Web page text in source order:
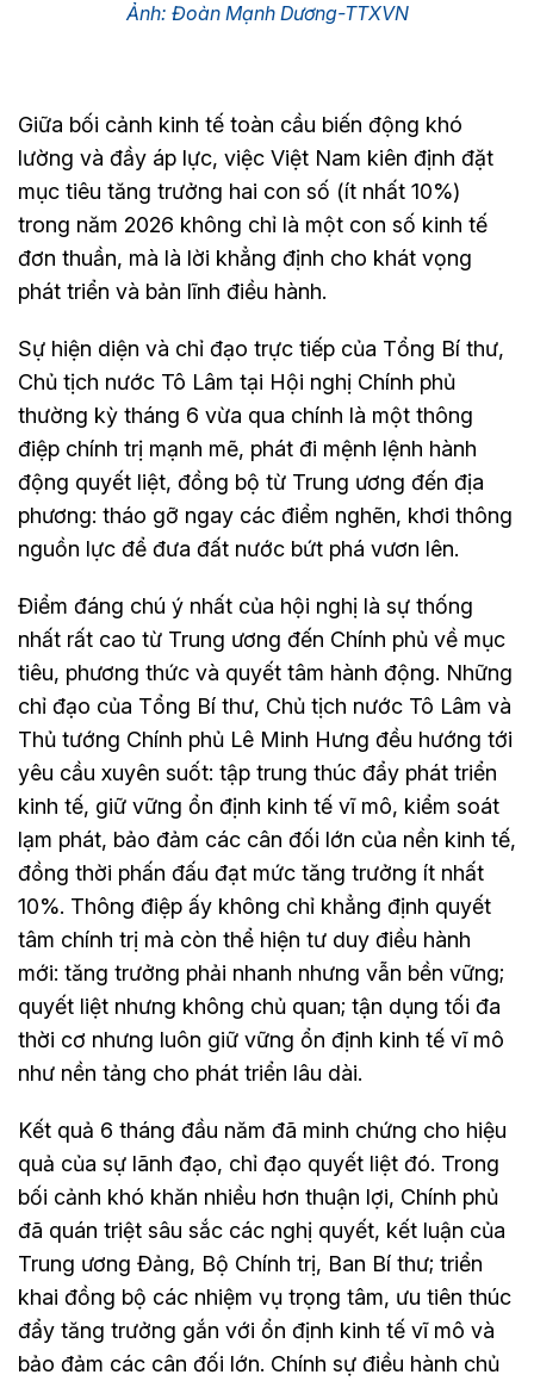
Ảnh: Đoàn Mạnh Dương-TTXVN
Giữa bối cảnh kinh tế toàn cầu biến động khó
lường và đầy áp lực, việc Việt Nam kiên định đặt
mục tiêu tăng trưởng hai con số (ít nhất 10%)
trong năm 2026 không chỉ là một con số kinh tế
đơn thuần, mà là lời khẳng định cho khát vọng
phát triển và bản lĩnh điều hành.
Sự hiện diện và chỉ đạo trực tiếp của Tổng Bí thư,
Chủ tịch nước Tô Lâm tại Hội nghị Chính phủ
thường kỳ tháng 6 vừa qua chính là một thông
điệp chính trị mạnh mẽ, phát đi mệnh lệnh hành
động quyết liệt, đồng bộ từ Trung ương đến địa
phương: tháo gỡ ngay các điểm nghẽn, khơi thông
nguồn lực để đưa đất nước bứt phá vươn lên.
Điểm đáng chú ý nhất của hội nghị là sự thống
nhất rất cao từ Trung ương đến Chính phủ về mục
tiêu, phương thức và quyết tâm hành động. Những
chỉ đạo của Tổng Bí thư, Chủ tịch nước Tô Lâm và
Thủ tướng Chính phủ Lê Minh Hưng đều hướng tới
yêu cầu xuyên suốt: tập trung thúc đẩy phát triển
kinh tế, giữ vững ổn định kinh tế vĩ mô, kiểm soát
lạm phát, bảo đảm các cân đối lớn của nền kinh tế,
đồng thời phấn đấu đạt mức tăng trưởng ít nhất
10%. Thông điệp ấy không chỉ khẳng định quyết
tâm chính trị mà còn thể hiện tư duy điều hành
mới: tăng trưởng phải nhanh nhưng vẫn bền vững;
quyết liệt nhưng không chủ quan; tận dụng tối đa
thời cơ nhưng luôn giữ vững ổn định kinh tế vĩ mô
như nền tảng cho phát triển lâu dài.
Kết quả 6 tháng đầu năm đã minh chứng cho hiệu
quả của sự lãnh đạo, chỉ đạo quyết liệt đó. Trong
bối cảnh khó khăn nhiều hơn thuận lợi, Chính phủ
đã quán triệt sâu sắc các nghị quyết, kết luận của
Trung ương Đảng, Bộ Chính trị, Ban Bí thư; triển
khai đồng bộ các nhiệm vụ trọng tâm, ưu tiên thúc
đẩy tăng trưởng gắn với ổn định kinh tế vĩ mô và
bảo đảm các cân đối lớn. Chính sự điều hành chủ